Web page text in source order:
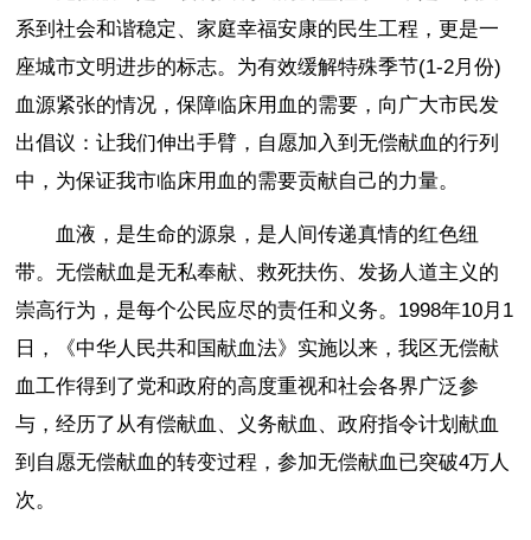
系到社会和谐稳定、家庭幸福安康的民生工程，更是一
座城市文明进步的标志。为有效缓解特殊季节(1-2月份)
血源紧张的情况，保障临床用血的需要，向广大市民发
出倡议：让我们伸出手臂，自愿加入到无偿献血的行列
中，为保证我市临床用血的需要贡献自己的力量。
血液，是生命的源泉，是人间传递真情的红色纽
带。无偿献血是无私奉献、救死扶伤、发扬人道主义的
崇高行为，是每个公民应尽的责任和义务。1998年10月1
日，《中华人民共和国献血法》实施以来，我区无偿献
血工作得到了党和政府的高度重视和社会各界广泛参
与，经历了从有偿献血、义务献血、政府指令计划献血
到自愿无偿献血的转变过程，参加无偿献血已突破4万人
次。